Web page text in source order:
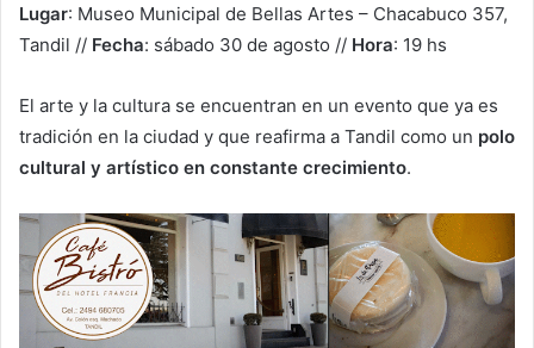
Lugar: Museo Municipal de Bellas Artes – Chacabuco 357,
Tandil // Fecha: sábado 30 de agosto // Hora: 19 hs
El arte y la cultura se encuentran en un evento que ya es
tradición en la ciudad y que reafirma a Tandil como un polo
cultural y artístico en constante crecimiento.